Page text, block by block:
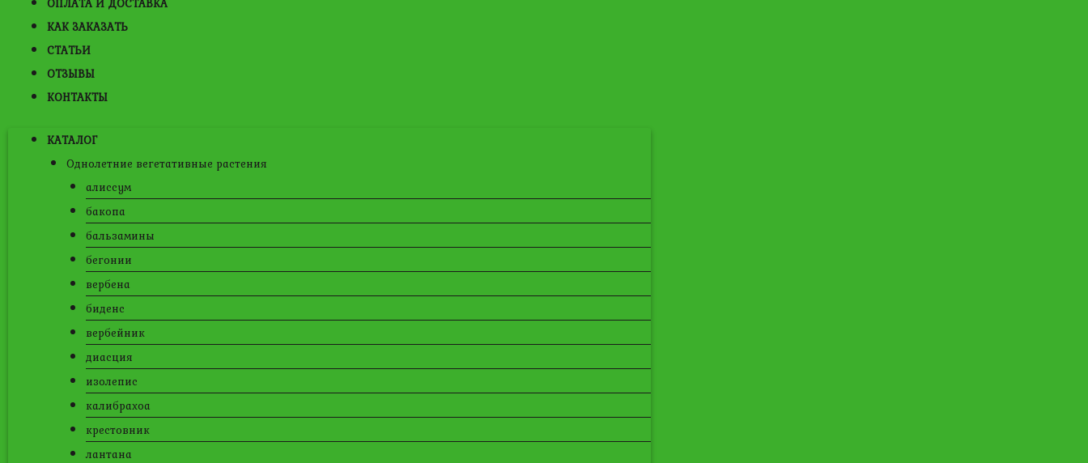
ОПЛАТА И ДОСТАВКА
КАК ЗАКАЗАТЬ
СТАТЬИ
ОТЗЫВЫ
КОНТАКТЫ
КАТАЛОГ
Однолетние вегетативные растения
алиссум
бакопа
бальзамины
бегонии
вербена
биденс
вербейник
диасция
изолепис
калибрахоа
крестовник
лантана